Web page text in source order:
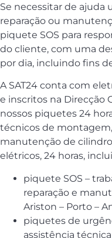
Se necessitar de ajuda
reparação ou
piquete SOS para
do cliente, com uma
por dia, incluindo fins
A SAT24 conta com
e inscritos na Direcção
nossos piquetes 24
técnicos de
manutenção de
elétricos, 24 horas,
piquete SOS –
reparação e
Ariston – Porto –
piquetes de
assistência